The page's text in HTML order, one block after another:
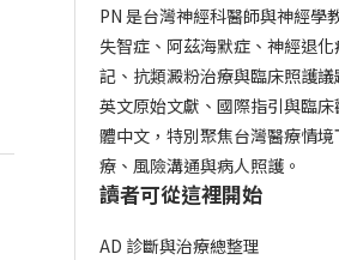
PN 是台灣神經科醫師與神經學
失智症、阿茲海默症、神經退
記、抗類澱粉治療與臨床照護
英文原始文獻、國際指引與臨
體中文，特別聚焦台灣醫療情
療、風險溝通與病人照護。
讀者可從這裡開始
AD 診斷與治療總整理